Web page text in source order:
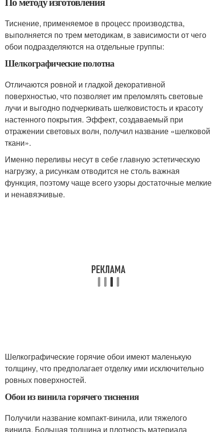
Тиснение, применяемое в процесс производства,
выполняется по трем методикам, в зависимости от чего
обои подразделяются на отдельные группы:
Шелкографические полотна
Отличаются ровной и гладкой декоративной
поверхностью, что позволяет им преломлять световые
лучи и выгодно подчеркивать шелковистость и красоту
настенного покрытия. Эффект, создаваемый при
отражении световых волн, получил название «шелковой
ткани».
Именно переливы несут в себе главную эстетическую
нагрузку, а рисункам отводится не столь важная
функция, поэтому чаще всего узоры достаточные мелкие
и ненавязчивые.
Шелкографические горячие обои имеют маленькую
толщину, что предполагает отделку ими исключительно
ровных поверхностей.
Обои из винила горячего тиснения
Получили название компакт-винила, или тяжелого
винила. Большая толщина и плотность материала